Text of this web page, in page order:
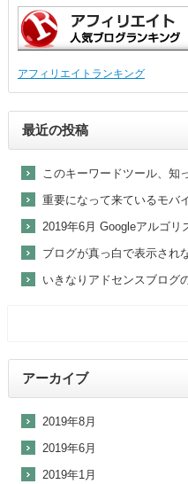
アフィリエイトランキング
最近の投稿
このキーワードツール、知
重要になって来ているモバ
2019年6月 Googleアルゴリ
ブログが真っ白で表示され
いきなりアドセンスブログ
アーカイブ
2019年8月
2019年6月
2019年1月